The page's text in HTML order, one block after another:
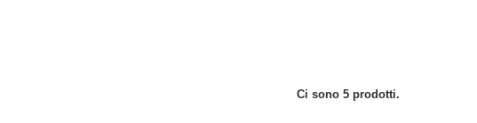
Ci sono 5 prodotti.